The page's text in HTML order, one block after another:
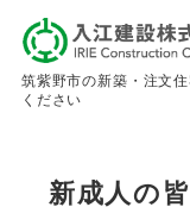
筑紫野市の新築・注文
ください
事業内容
新成人の